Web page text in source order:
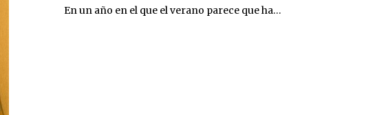
En un año en el que el verano parece que ha…